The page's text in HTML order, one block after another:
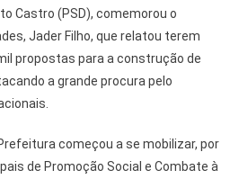
Castro (PSD), comemorou o
Jader Filho, que relatou terem
propostas para a construção de
a grande procura pelo
começou a se mobilizar, por
de Promoção Social e Combate à